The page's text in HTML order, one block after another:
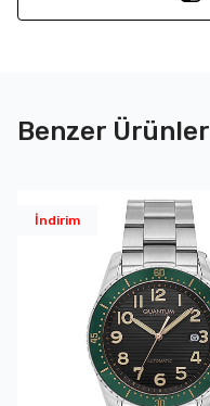
Benzer Ürünler
İndirim